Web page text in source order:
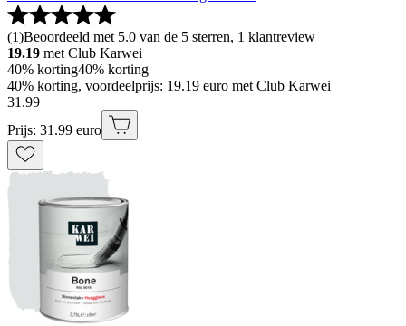
(1)Beoordeeld met 5.0 van de 5 sterren, 1 klantreview
19.19 met Club Karwei
40% korting40% korting
40% korting, voordeelprijs: 19.19 euro met Club Karwei
31 .99
Prijs: 31.99 euro